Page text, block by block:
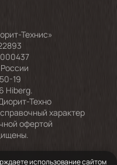
Технис»
19
Hiberg.
Техно
характер
офертой
использование сайтом